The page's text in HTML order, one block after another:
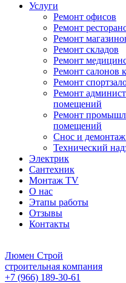
Услуги
Ремонт офисов
Ремонт
Ремонт
Ремонт складов
Ремонт
Ремонт салонов
Ремонт
Ремонт
помещений
Ремонт
помещений
Снос и
Технический
Электрик
Сантехник
Монтаж TV
О нас
Этапы работы
Отзывы
Контакты
Люмен Строй
строительная компания
+7 (966) 189-30-61